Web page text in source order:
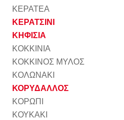
ΚΕΡΑΤΕΑ
ΚΕΡΑΤΣΙΝΙ
ΚΗΦΙΣΙΑ
ΚΟΚΚΙΝΙΑ
ΚΟΚΚΙΝΟΣ ΜΥΛΟΣ
ΚΟΛΩΝΑΚΙ
ΚΟΡΥΔΑΛΛΟΣ
ΚΟΡΩΠΙ
ΚΟΥΚΑΚΙ